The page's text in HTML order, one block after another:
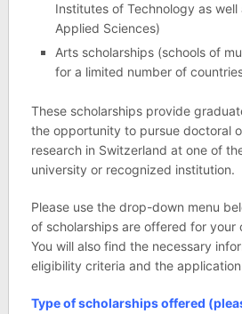
Institutes of Technology as well
Applied Sciences)
Arts scholarships (schools of
for a limited number of
These scholarships provide
the opportunity to pursue doctoral
research in Switzerland at one of
university or recognized institution.
Please use the drop-down menu
of scholarships are offered for your
You will also find the necessary
eligibility criteria and the
Type of scholarships offered